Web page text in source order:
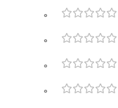
0
0
0
0